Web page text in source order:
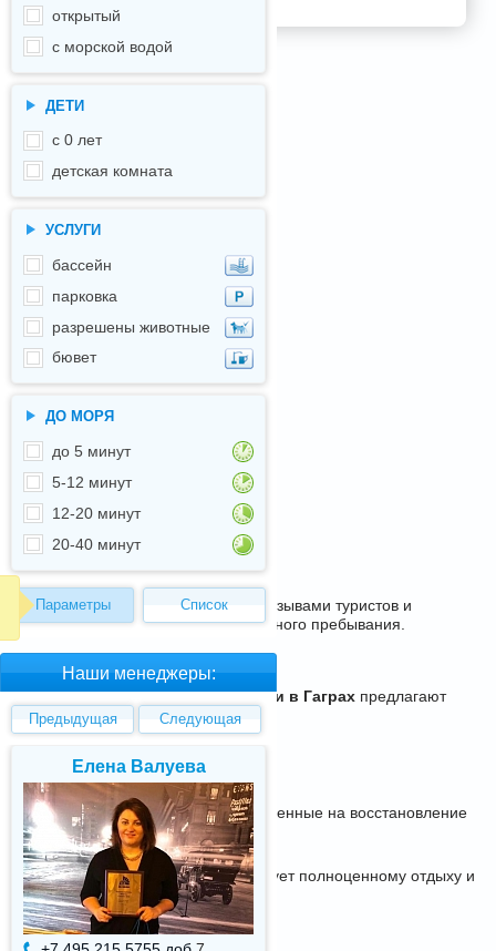
открытый
с морской водой
ДЕТИ
с 0 лет
детская комната
УСЛУГИ
бассейн
парковка
разрешены животные
бювет
ДО МОРЯ
до 5 минут
5-12 минут
12-20 минут
20-40 минут
Параметры Список
Наши менеджеры:
Предыдущая Следующая
Елена Валуева
лечения с актуальными ценами, отзывами туристов и
санаторий для комфортного пребывания.
процедурами.Санатории в Гаграх предлагают
среди туристов.
программы, направленные на восстановление
проживания , что способствует полноценному отдыху и